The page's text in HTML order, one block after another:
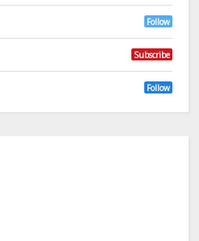
Follow
Subscribe
Follow